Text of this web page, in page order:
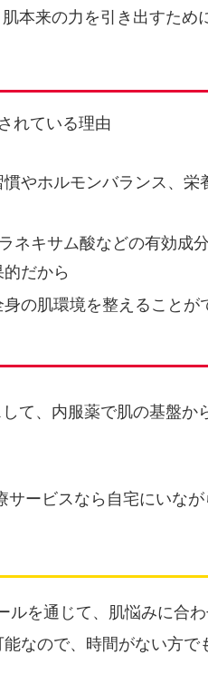
本来の力を引き出すため
れている理由
やホルモンバランス、栄
ネキサム酸などの有効成
だから
の肌環境を整えることが
て、内服薬で肌の基盤か
ービスなら自宅にいな
ルを通じて、肌悩みに合わ
なので、時間がない方で